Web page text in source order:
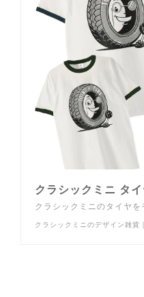
クラシックミニ タ
クラシックミニのタイヤ
クラシックミニのデザイン雑貨